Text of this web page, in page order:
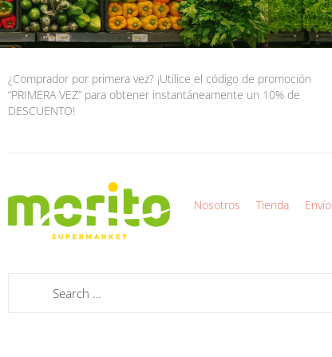
¿Comprador por primera vez? ¡Utilice el código de promoción
“PRIMERA VEZ” para obtener instantáneamente un 10% de
DESCUENTO!
Nosotros Tienda Envío